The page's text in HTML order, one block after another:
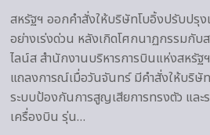
สหรัฐฯ ออกคำสั่งให้บริษัทโบอิ้งปรับปรุ
อย่างเร่งด่วน หลังเกิดโศกนาฏกรรมกับ
ไลน์ส สำนักงานบริหารการบินแห่งสหรัฐ
แถลงการณ์เมื่อวันจันทร์ มีคำสั่งให้บริษั
ระบบป้องกันการสูญเสียการทรงตัว และ
เครื่องบิน รุ่น…